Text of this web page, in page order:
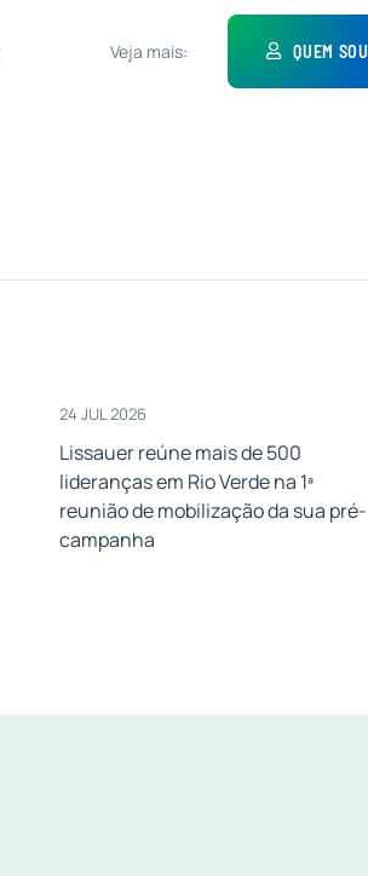
Veja mais: QUEM SOU
24 JUL 2026
Lissauer reúne mais de 500
lideranças em Rio Verde na 1ª
reunião de mobilização da sua pré-
campanha